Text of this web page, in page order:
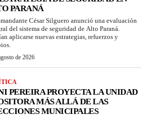
PARANÁ
César Silguero anunció una evaluación
del sistema de seguridad de Alto Paraná.
aplicarse nuevas estrategias, refuerzos y
de 2026
PEREIRA PROYECTA LA UNIDAD
MÁS ALLÁ DE LAS
MUNICIPALES